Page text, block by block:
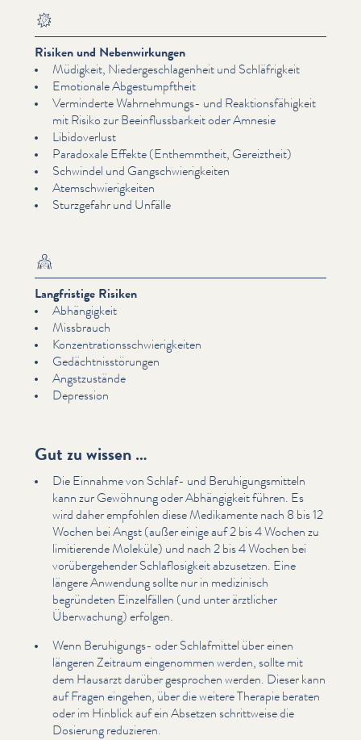
Risiken und Nebenwirkungen
Müdigkeit, Niedergeschla­gen­heit und Schläfrigkeit
Emotionale Abges­tumpftheit
Verminderte Wahrnehmungs- und Reak­tions­fähigkeit
mit Risiko zur Bee­in­fluss­barkeit oder Amnesie
Libidover­lust
Paradoxale Effekte (Enthemmtheit, Gereiztheit)
Schwindel und Gangschwierigkeit­en
Atem­schwierigkeit­en
Sturzgefahr und Unfälle
Langfristige Risiken
Abhängigkeit
Missbrauch
Konzen­tra­tionss­chwierigkeit­en
Gedächt­nis­störun­gen
Angstzustände
Depression
Gut zu wissen …
Die Einnahme von Schlaf- und Beruhi­gungsmit­teln
kann zur Gewöhnung oder Abhängigkeit führen. Es
wird daher empfohlen diese Medikamente nach 8 bis 12
Wochen bei Angst (außer einige auf 2 bis 4 Wochen zu
lim­i­tierende Moleküle) und nach 2 bis 4 Wochen bei
vorüberge­hen­der Schlaflosigkeit abzusetzen. Eine
längere Anwendung sollte nur in medizinisch
begründeten Einzelfällen (und unter ärztlicher
Überwachung) erfolgen.
Wenn Beruhigungs- oder Schlafmit­tel über einen
längeren Zeitraum eingenommen werden, sollte mit
dem Hausarzt darüber gesprochen werden. Dieser kann
auf Fragen eingehen, über die weitere Therapie beraten
oder im Hinblick auf ein Absetzen schrit­tweise die
Dosierung reduzieren.